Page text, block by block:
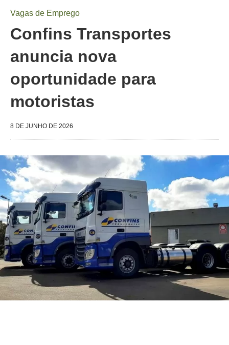
Vagas de Emprego
Confins Transportes
anuncia nova
oportunidade para
motoristas
8 DE JUNHO DE 2026